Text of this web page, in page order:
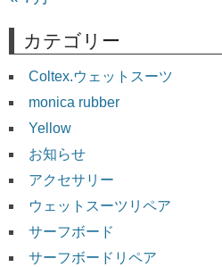
カテゴリー
Coltex.ウェットスーツ
monica rubber
Yellow
お知らせ
アクセサリー
ウェットスーツリペア
サーフボード
サーフボードリペア